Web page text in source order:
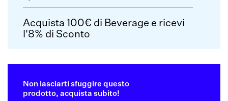
Acquista 100€ di Beverage e ricevi
l'8% di Sconto
Non lasciarti sfuggire questo
prodotto, acquista subito!